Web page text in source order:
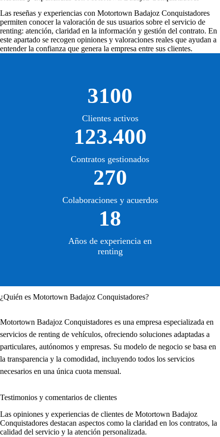
Las reseñas y experiencias con Motortown Badajoz Conquistadores
permiten conocer la valoración de sus usuarios sobre el servicio de
renting: atención, claridad en la información y gestión del contrato. En
este apartado se recogen opiniones y valoraciones reales que ayudan a
entender la confianza que genera la empresa entre sus clientes.
3100
Clientes activos
123.400
Contratos gestionados
270
Colaboraciones y acuerdos
18
Años de experiencia en
renting
¿Quién es Motortown Badajoz Conquistadores?
Motortown Badajoz Conquistadores es una empresa especializada en
servicios de renting de vehículos, ofreciendo soluciones adaptadas a
particulares, autónomos y empresas. Su modelo de negocio se basa en
la transparencia y la comodidad, incluyendo todos los servicios
necesarios en una única cuota mensual.
Testimonios y comentarios de clientes
Las opiniones y experiencias de clientes de Motortown Badajoz
Conquistadores destacan aspectos como la claridad en los contratos, la
calidad del servicio y la atención personalizada.